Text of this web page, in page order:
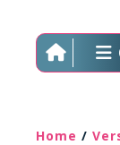
Home /